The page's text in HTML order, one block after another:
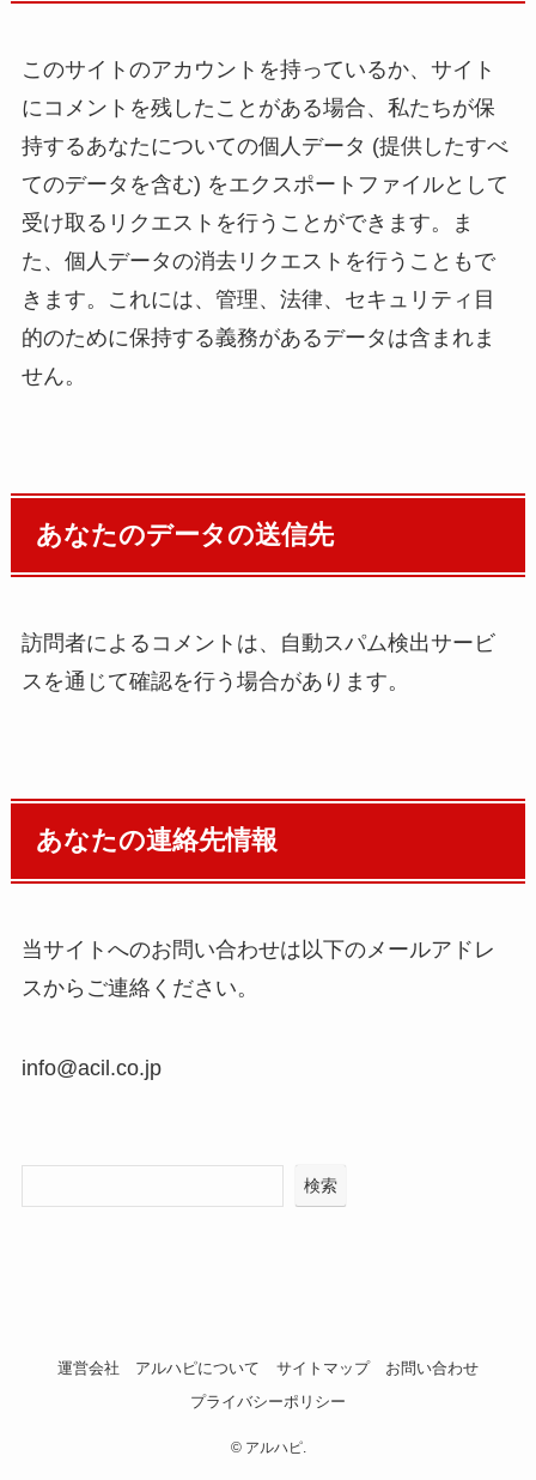
このサイトのアカウントを持っているか、サイト
にコメントを残したことがある場合、私たちが保
持するあなたについての個人データ (提供したすべ
てのデータを含む) をエクスポートファイルとして
受け取るリクエストを行うことができます。ま
た、個人データの消去リクエストを行うこともで
きます。これには、管理、法律、セキュリティ目
的のために保持する義務があるデータは含まれま
せん。
あなたのデータの送信先
訪問者によるコメントは、自動スパム検出サービ
スを通じて確認を行う場合があります。
あなたの連絡先情報
当サイトへのお問い合わせは以下のメールアドレ
スからご連絡ください。
info@acil.co.jp
検索
運営会社 アルハピについて サイトマップ
お問い合わせ
プライバシーポリシー
©アルハピ.